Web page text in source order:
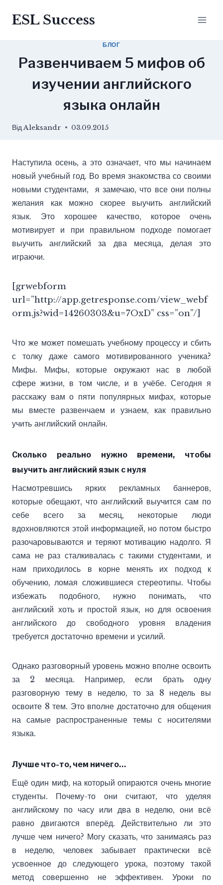
ESL Success
БЛОГ
Развенчиваем 5 мифов об
изучении английского
языка онлайн
ВідAleksandr 03.09.2015
Наступила осень, а это означает, что мы начинаем
новый учебный год. Во время знакомства со своими
новыми студентами, я замечаю, что все они полны
желания как можно скорее выучить английский
язык. Это хорошее качество, которое очень
мотивирует и при правильном подходе помогает
выучить английский за два месяца, делая это
играючи.
[grwebform
url=”http://app.getresponse.com/view_webf
orm.js?wid=14260303&u=7OxD” css=”on”/]
Что же может помешать учебному процессу и сбить
с толку даже самого мотивированного ученика?
Мифы. Мифы, которые окружают нас в любой
сфере жизни, в том числе, и в учёбе. Сегодня я
расскажу вам о пяти популярных мифах, которые
мы вместе развенчаем и узнаем, как правильно
учить английский онлайн.
Сколько реально нужно времени, чтобы
выучить английский язык с нуля
Насмотревшись ярких рекламных баннеров,
которые обещают, что английский выучится сам по
себе всего за месяц, некоторые люди
вдохновляются этой информацией, но потом быстро
разочаровываются и теряют мотивацию надолго. Я
сама не раз сталкивалась с такими студентами, и
нам приходилось в корне менять их подход к
обучению, ломая сложившиеся стереотипы. Чтобы
избежать подобного, нужно понимать, что
английский хоть и простой язык, но для освоения
английского до свободного уровня владения
требуется достаточно времени и усилий.
Однако разговорный уровень можно вполне освоить
за 2 месяца. Например, если брать одну
разговорную тему в неделю, то за 8 недель вы
освоите 8 тем. Это вполне достаточно для общения
на самые распространенные темы с носителями
языка.
Лучше что-то, чем ничего…
Ещё один миф, на который опираются очень многие
студенты. Почему-то они считают, что уделяя
английскому по часу или два в неделю, они всё
равно двигаются вперёд. Действительно ли это
лучше чем ничего? Могу сказать, что занимаясь раз
в неделю, человек забывает практически всё
усвоенное до следующего урока, поэтому такой
метод совершенно не эффективен. Уроки по